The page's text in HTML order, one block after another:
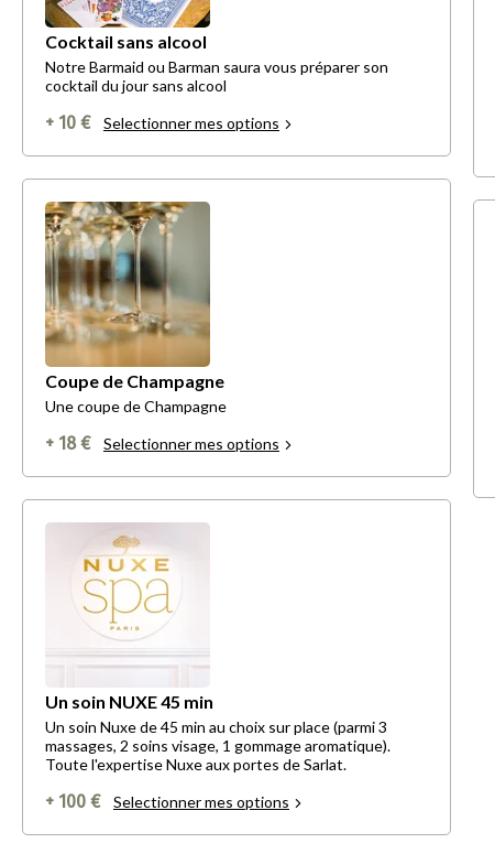
Cocktail sans alcool
Notre Barmaid ou Barman saura vous préparer son
cocktail du jour sans alcool
+ 10 € Selectionner mes options
Coupe de Champagne
Une coupe de Champagne
+ 18 € Selectionner mes options
Un soin NUXE 45 min
Un soin Nuxe de 45 min au choix sur place (parmi 3
massages, 2 soins visage, 1 gommage aromatique).
Toute l'expertise Nuxe aux portes de Sarlat.
+ 100 € Selectionner mes options